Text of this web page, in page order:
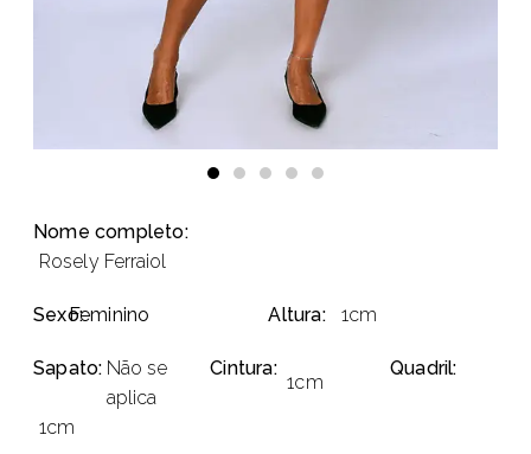
Nome completo:
Rosely Ferraiol
Sexo:Feminino Altura: 1cm
Sapato: Não se
aplica
Cintura:
1cm
Quadril:
1cm